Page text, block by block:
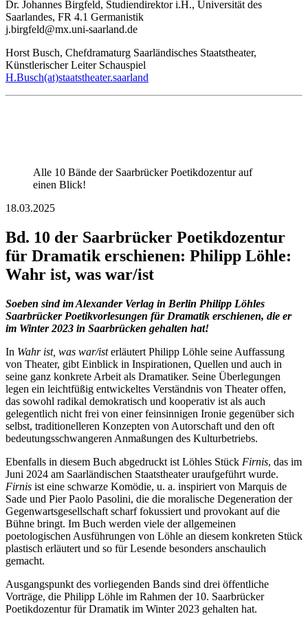
Dr. Johannes Birgfeld, Studiendirektor i.H., Universität des
Saarlandes, FR 4.1 Germanistik
j.birgfeld@mx.uni-saarland.de
Horst Busch, Chefdramaturg Saarländisches Staatstheater,
Künstlerischer Leiter Schauspiel
H.Busch(at)staatstheater.saarland
Alle 10 Bände der Saarbrücker Poetikdozentur auf
einen Blick!
18.03.2025
Bd. 10 der Saarbrücker Poetikdozentur
für Dramatik erschienen: Philipp Löhle:
Wahr ist, was war/ist
Soeben sind im Alexander Verlag in Berlin Philipp Löhles
Saarbrücker Poetikvorlesungen für Dramatik erschienen, die er
im Winter 2023 in Saarbrücken gehalten hat!
In Wahr ist, was war/isterläutert Philipp Löhle seine Auffassung
von Theater, gibt Einblick in Inspirationen, Quellen und auch in
seine ganz konkrete Arbeit als Dramatiker. Seine Überlegungen
legen ein leichtfüßig entwickeltes Verständnis von Theater offen,
das sowohl radikal demokratisch und kooperativ ist als auch
gelegentlich nicht frei von einer feinsinnigen Ironie gegenüber sich
selbst, traditionelleren Konzepten von Autorschaft und den oft
bedeutungsschwangeren Anmaßungen des Kulturbetriebs.
Ebenfalls in diesem Buch abgedruckt ist Löhles Stück Firnis, das im
Juni 2024 am Saarländischen Staatstheater uraufgeführt wurde.
Firnis ist eine schwarze Komödie, u. a. inspiriert von Marquis de
Sade und Pier Paolo Pasolini, die die moralische Degeneration der
Gegenwartsgesellschaft scharf fokussiert und provokant auf die
Bühne bringt. Im Buch werden viele der allgemeinen
poetologischen Ausführungen von Löhle an diesem konkreten Stück
plastisch erläutert und so für Lesende besonders anschaulich
gemacht.
Ausgangspunkt des vorliegenden Bands sind drei öffentliche
Vorträge, die Philipp Löhle im Rahmen der 10. Saarbrücker
Poetikdozentur für Dramatik im Winter 2023 gehalten hat.